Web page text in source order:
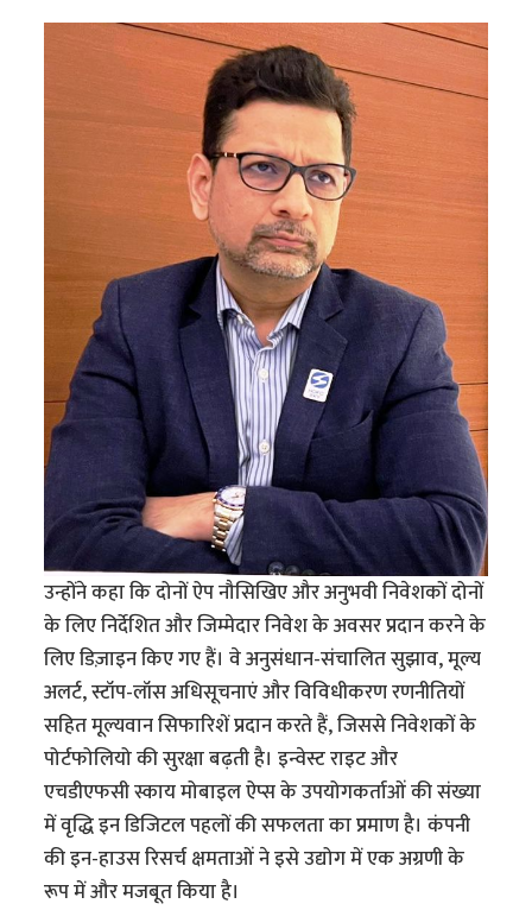
उन्होंने कहा कि दोनों ऐप नौसिखिए और अनुभवी निवेशकों दोनों
के लिए निर्देशित और जिम्मेदार निवेश के अवसर प्रदान करने के
लिए डिज़ाइन किए गए हैं। वे अनुसंधान-संचालित सुझाव, मूल्य
अलर्ट, स्टॉप-लॉस अधिसूचनाएं और विविधीकरण रणनीतियों
सहित मूल्यवान सिफारिशें प्रदान करते हैं, जिससे निवेशकों के
पोर्टफोलियो की सुरक्षा बढ़ती है। इन्वेस्ट राइट और
एचडीएफसी स्काय मोबाइल ऐप्स के उपयोगकर्ताओं की संख्या
में वृद्धि इन डिजिटल पहलों की सफलता का प्रमाण है। कंपनी
की इन-हाउस रिसर्च क्षमताओं ने इसे उद्योग में एक अग्रणी के
रूप में और मजबूत किया है।